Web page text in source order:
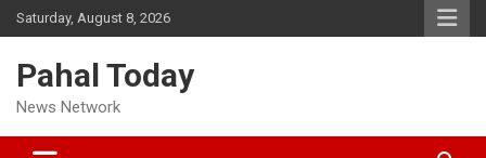
Skip
to
Saturday, August 8, 2026
Pahal Today
News Network